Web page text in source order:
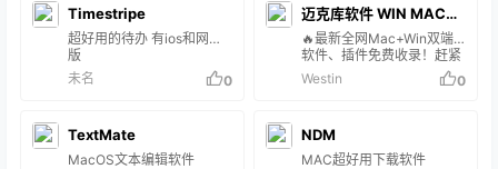
捷的大文件管理 内置LFS模
版，腾讯众多大型项目LFS
管理经验沉淀，尤其是游戏
项目。 支持对仓库或工作区
进行大文件分析，以便于更
Timestripe
超好用的待办 有ios和网页
版
未名
0
迈克库软件 WIN MAC软
件
🔥最新全网Mac+Win双端
软件、插件免费收录！赶紧
搜咩！！！热门搜索：
Parallels Desktop，
程，MAC疑难解决，其他，
字体，官方活动，正版共
Westin 0
TextMate
MacOS文本编辑软件
NDM
MAC超好用下载软件